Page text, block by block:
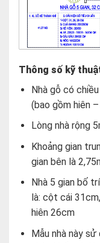
Thông số kỹ
Nhà gỗ có
(bao gồm hiên
Lòng nhà rộng
Khoảng gian
gian bên là
Nhà 5 gian bố
là: cột cái
hiên 26cm
Mẫu nhà này